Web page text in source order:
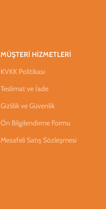
MÜŞTERİ HİZMETLERİ
KVKK Politikası
Teslimat ve İade
Gizlilik ve Güvenlik
Ön Bilgilendirme Formu
Mesafeli Satış Sözleşmesi